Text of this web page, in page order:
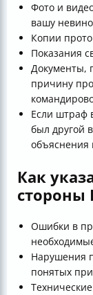
Фото и
вашу
Копии
Показания
Документы,
причину
Если штраф
был другой
объяснения
Как
стороны
Ошибки в
Нарушения
понятых